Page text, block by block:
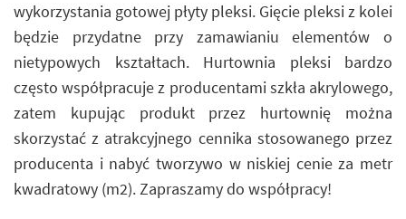
wykorzystania gotowej płyty pleksi. Gięcie pleksi z kolei
będzie przydatne przy zamawianiu elementów o
nietypowych kształtach. Hurtownia pleksi bardzo
często współpracuje z producentami szkła akrylowego,
zatem kupując produkt przez hurtownię można
skorzystać z atrakcyjnego cennika stosowanego przez
producenta i nabyć tworzywo w niskiej cenie za metr
kwadratowy (m2). Zapraszamy do współpracy!